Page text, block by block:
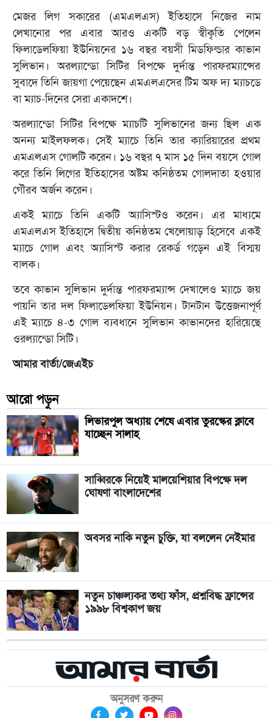
মেজর লিগ সকারের (এমএলএস) ইতিহাসে নিজের নাম
লেখানোর পর এবার আরও একটি বড় স্বীকৃতি পেলেন
ফিলাডেলফিয়া ইউনিয়নের ১৬ বছর বয়সী মিডফিল্ডার কাভান
সুলিভান। অরল্যান্ডো সিটির বিপক্ষে দুর্দান্ত পারফরম্যান্সের
সুবাদে তিনি জায়গা পেয়েছেন এমএলএসের টিম অফ দ্য ম্যাচডে
বা ম্যাচ-দিনের সেরা একাদশে।
অরল্যান্ডো সিটির বিপক্ষে ম্যাচটি সুলিভানের জন্য ছিল এক
অনন্য মাইলফলক। সেই ম্যাচে তিনি তার ক্যারিয়ারের প্রথম
এমএলএস গোলটি করেন। ১৬ বছর ৭ মাস ১৫ দিন বয়সে গোল
করে তিনি লিগের ইতিহাসের অষ্টম কনিষ্ঠতম গোলদাতা হওয়ার
গৌরব অর্জন করেন।
একই ম্যাচে তিনি একটি অ্যাসিস্টও করেন। এর মাধ্যমে
এমএলএস ইতিহাসে দ্বিতীয় কনিষ্ঠতম খেলোয়াড় হিসেবে একই
ম্যাচে গোল এবং অ্যাসিস্ট করার রেকর্ড গড়েন এই বিস্ময়
বালক।
তবে কাভান সুলিভান দুর্দান্ত পারফরম্যান্স দেখালেও ম্যাচে জয়
পায়নি তার দল ফিলাডেলফিয়া ইউনিয়ন। টানটান উত্তেজনাপূর্ণ
এই ম্যাচে ৪-৩ গোল ব্যবধানে সুলিভান কাভানদের হারিয়েছে
ওরল্যান্ডো সিটি।
আমার বার্তা/জেএইচ
আরো পড়ুন
লিভারপুল অধ্যায় শেষে এবার তুরস্কের ক্লাবে
যাচ্ছেন সালাহ
সাব্বিরকে নিয়েই মালয়েশিয়ার বিপক্ষে দল
ঘোষণা বাংলাদেশের
অবসর নাকি নতুন চুক্তি, যা বললেন নেইমার
নতুন চাঞ্চল্যকর তথ্য ফাঁস, প্রশ্নবিদ্ধ ফ্রান্সের
১৯৯৮ বিশ্বকাপ জয়
অনুসরণ করুন